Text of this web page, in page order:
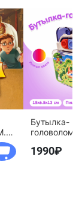
Бутылка-
агентство
1990